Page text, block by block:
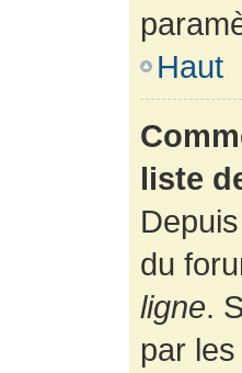
Haut
liste
du
ligne.
par